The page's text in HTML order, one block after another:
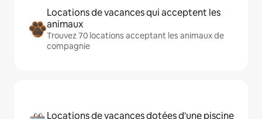
Locations de vacances qui acceptent les
animaux
Trouvez 70 locations acceptant les animaux de
compagnie
Locations de vacances dotées d'une piscine